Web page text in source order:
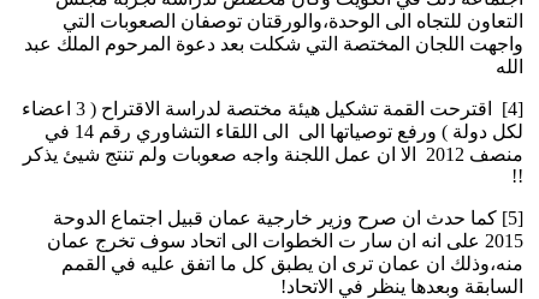
التعاون للتجاه الى الوحدة،والورقتان توصفان الصعوبات التي
واجهت اللجان المختصة التي شكلت بعد دعوة المرحوم الملك عبد
الله
[4] اقترحت القمة تشكيل هيئة مختصة لدراسة الاقتراح ( 3 اعضاء
لكل دولة ) ورفع توصياتها الى الى اللقاء التشاوري رقم 14 في
منصف 2012 الا ان عمل اللجنة واجه صعوبات ولم تنتج شيئ يذكر
!!
[5] كما حدث ان صرح وزير خارجية عمان قبيل اجتماع الدوحة
2015 على انه ان سار ت الخطوات الى اتحاد سوف تخرج عمان
منه،وذلك ان عمان ترى ان يطبق كل ما اتفق عليه في القمم
السابقة وبعدها ينظر في الاتحاد!